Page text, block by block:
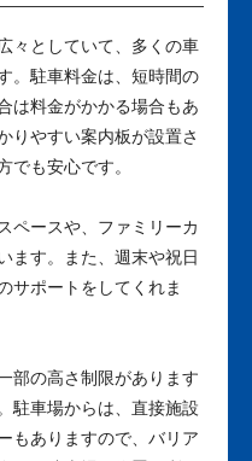
々としていて、多くの車
。駐車料金は、短時間の
は料金がかかる場合もあ
りやすい案内板が設置さ
でも安心です。
ペースや、ファミリーカ
ます。また、週末や祝日
サポートをしてくれま
部の高さ制限があります
駐車場からは、直接施設
もありますので、バリア